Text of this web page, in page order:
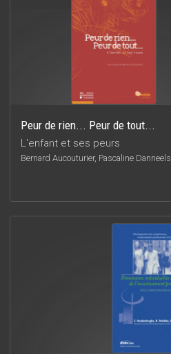
Peur de rien... Peur de tout...
L'enfant et ses peurs
Bernard Aucouturier, Pascaline Danneels